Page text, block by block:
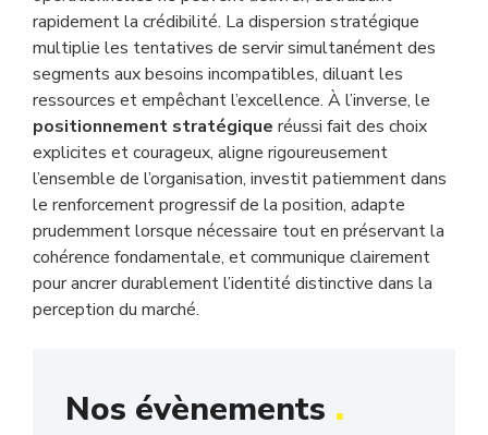
rapidement la crédibilité. La dispersion stratégique
multiplie les tentatives de servir simultanément des
segments aux besoins incompatibles, diluant les
ressources et empêchant l’excellence. À l’inverse, le
positionnement stratégique réussi fait des choix
explicites et courageux, aligne rigoureusement
l’ensemble de l’organisation, investit patiemment dans
le renforcement progressif de la position, adapte
prudemment lorsque nécessaire tout en préservant la
cohérence fondamentale, et communique clairement
pour ancrer durablement l’identité distinctive dans la
perception du marché.
Nos évènements .